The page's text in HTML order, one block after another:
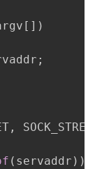
[ ] )
;
,
( servaddr ) )